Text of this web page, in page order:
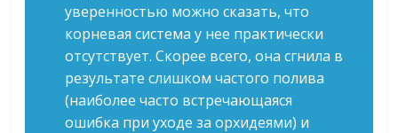
уверенностью можно сказать, что
корневая система у нее практически
отсутствует. Скорее всего, она сгнила в
результате слишком частого полива
(наиболее часто встречающаяся
ошибка при уходе за орхидеями) и